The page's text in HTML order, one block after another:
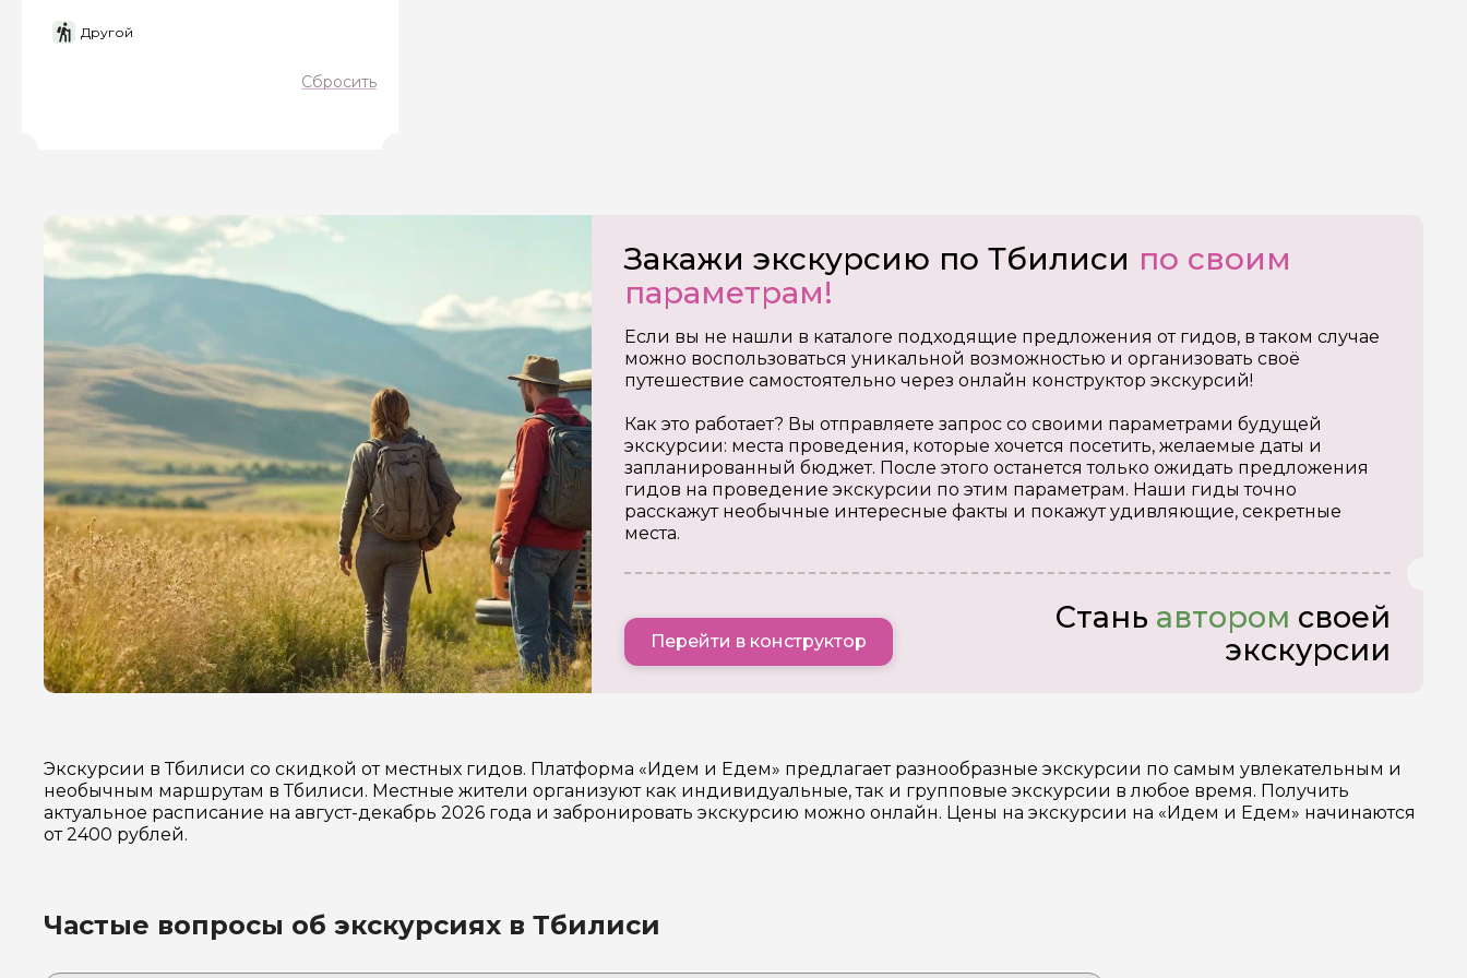
Другой
Сбросить
Закажи экскурсию по Тбилиси по своим
параметрам!
Если вы не нашли в каталоге подходящие предложения от гидов, в таком случае
можно воспользоваться уникальной возможностью и организовать своё
путешествие самостоятельно через онлайн конструктор экскурсий!
Как это работает? Вы отправляете запрос со своими параметрами будущей
экскурсии: места проведения, которые хочется посетить, желаемые даты и
запланированный бюджет. После этого останется только ожидать предложения
гидов на проведение экскурсии по этим параметрам. Наши гиды точно
расскажут необычные интересные факты и покажут удивляющие, секретные
места.
Перейти в конструктор
Стань автором своей
экскурсии
Экскурсии в Тбилиси со скидкой от местных гидов. Платформа «Идем и Едем» предлагает разнообразные экскурсии по самым увлекательным и
необычным маршрутам в Тбилиси. Местные жители организуют как индивидуальные, так и групповые экскурсии в любое время. Получить
актуальное расписание на август-декабрь 2026 года и забронировать экскурсию можно онлайн. Цены на экскурсии на «Идем и Едем» начинаются
от 2400 рублей.
Частые вопросы об экскурсиях в Тбилиси
персональных данных